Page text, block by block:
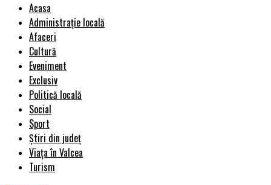
Acasa
Administrație locală
Afaceri
Cultură
Eveniment
Exclusiv
Politică locală
Social
Sport
Știri din județ
Viața în Valcea
Turism